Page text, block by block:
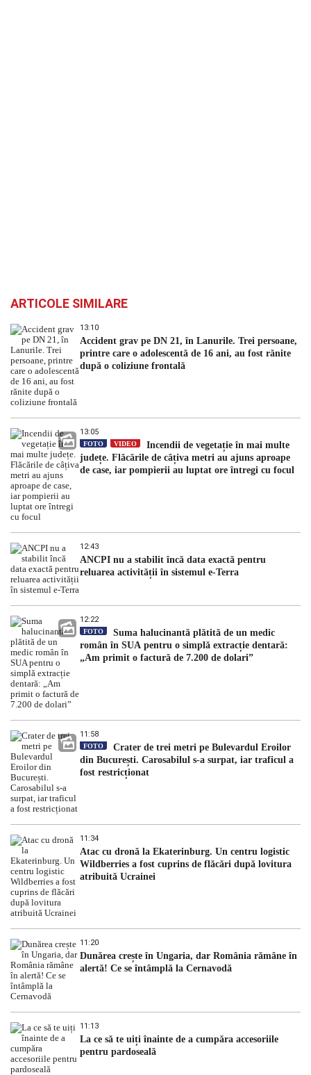
ARTICOLE SIMILARE
13:10
Accident grav pe DN 21, în Lanurile. Trei persoane,
printre care o adolescentă de 16 ani, au fost rănite
după o coliziune frontală
13:05
FOTO VIDEO
Incendii de vegetație în mai multe
județe. Flăcările de câțiva metri au ajuns aproape
de case, iar pompierii au luptat ore întregi cu focul
12:43
ANCPI nu a stabilit încă data exactă pentru
reluarea activității în sistemul e-Terra
12:22
FOTO
Suma halucinantă plătită de un medic
român în SUA pentru o simplă extracție dentară:
„Am primit o factură de 7.200 de dolari”
11:58
FOTO
Crater de trei metri pe Bulevardul Eroilor
din București. Carosabilul s-a surpat, iar traficul a
fost restricționat
11:34
Atac cu dronă la Ekaterinburg. Un centru logistic
Wildberries a fost cuprins de flăcări după lovitura
atribuită Ucrainei
11:20
Dunărea crește în Ungaria, dar România rămâne în
alertă! Ce se întâmplă la Cernavodă
11:13
La ce să te uiți înainte de a cumpăra accesoriile
pentru pardoseală